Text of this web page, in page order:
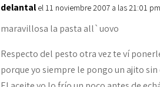
delantalel 11 noviembre 2007 a las 21:01 pm
maravillosa la pasta all`uovo
Respecto del pesto otra vez te ví
porque yo siempre le pongo un ajito